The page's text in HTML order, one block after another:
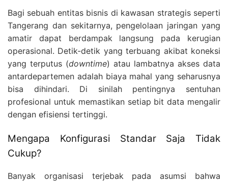
Bagi sebuah entitas bisnis di kawasan strategis seperti
Tangerang dan sekitarnya, pengelolaan jaringan yang
amatir dapat berdampak langsung pada kerugian
operasional. Detik-detik yang terbuang akibat koneksi
yang terputus (downtime) atau lambatnya akses data
antardepartemen adalah biaya mahal yang seharusnya
bisa dihindari. Di sinilah pentingnya sentuhan
profesional untuk memastikan setiap bit data mengalir
dengan efisiensi tertinggi.
Mengapa Konfigurasi Standar Saja Tidak
Cukup?
Banyak organisasi terjebak pada asumsi bahwa